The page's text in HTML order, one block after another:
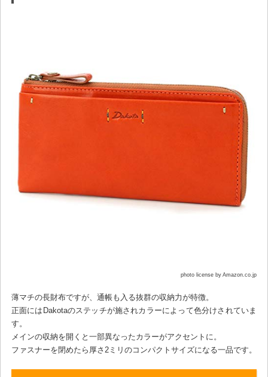
photo license by Amazon.co.jp
薄マチの長財布ですが、通帳も入る抜群の収納力が特徴。
正面にはDakotaのステッチが施されカラーによって色分けされていま
す。
メインの収納を開くと一部異なったカラーがアクセントに。
ファスナーを閉めたら厚さ2ミリのコンパクトサイズになる一品です。